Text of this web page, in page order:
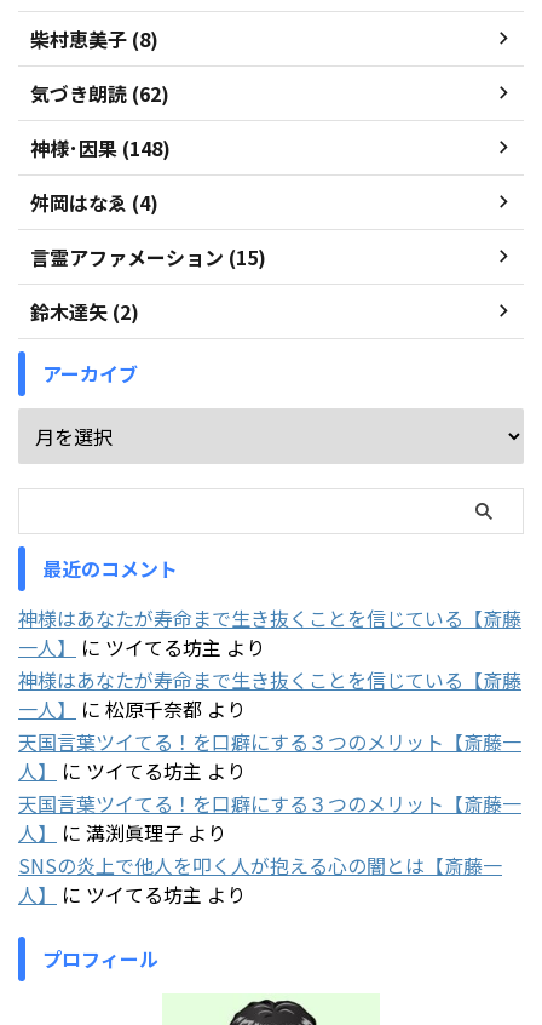
柴村恵美子 (8)
気づき朗読 (62)
神様･因果 (148)
舛岡はなゑ (4)
言霊アファメーション (15)
鈴木達矢 (2)
アーカイブ
最近のコメント
神様はあなたが寿命まで生き抜くことを信じている【斎藤
一人】
に ツイてる坊主 より
神様はあなたが寿命まで生き抜くことを信じている【斎藤
一人】
に 松原千奈都 より
天国言葉ツイてる！を口癖にする３つのメリット【斎藤一
人】
に ツイてる坊主 より
天国言葉ツイてる！を口癖にする３つのメリット【斎藤一
人】
に 溝渕眞理子 より
SNSの炎上で他人を叩く人が抱える心の闇とは【斎藤一
人】
に ツイてる坊主 より
プロフィール